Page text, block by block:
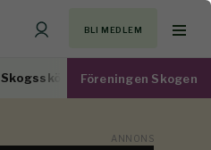
BLI MEDLEM
Skogsskötsel Virkesmarknad
Föreningen Skogen